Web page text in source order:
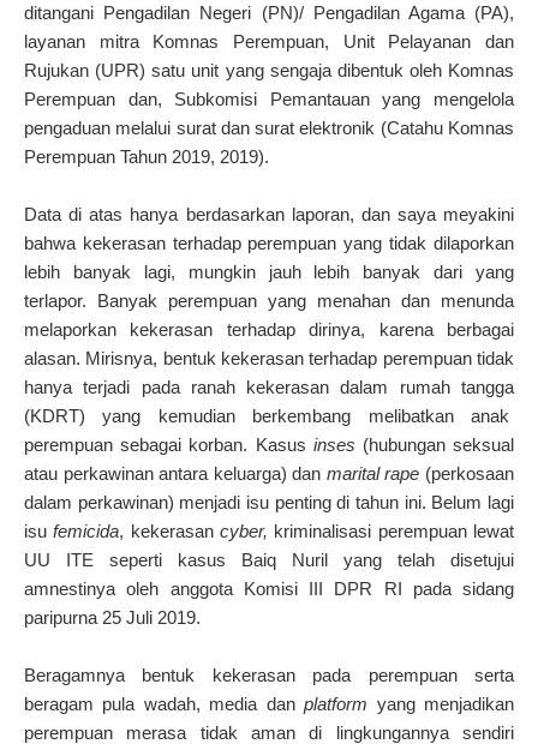
ditangani Pengadilan Negeri (PN)/ Pengadilan Agama (PA),
layanan mitra Komnas Perempuan, Unit Pelayanan dan
Rujukan (UPR) satu unit yang sengaja dibentuk oleh Komnas
Perempuan dan, Subkomisi Pemantauan yang mengelola
pengaduan melalui surat dan surat elektronik (Catahu Komnas
Perempuan Tahun 2019, 2019).
Data di atas hanya berdasarkan laporan, dan saya meyakini
bahwa kekerasan terhadap perempuan yang tidak dilaporkan
lebih banyak lagi, mungkin jauh lebih banyak dari yang
terlapor. Banyak perempuan yang menahan dan menunda
melaporkan kekerasan terhadap dirinya, karena berbagai
alasan. Mirisnya, bentuk kekerasan terhadap perempuan tidak
hanya terjadi pada ranah kekerasan dalam rumah tangga
(KDRT) yang kemudian berkembang melibatkan anak
perempuan sebagai korban. Kasus inses (hubungan seksual
atau perkawinan antara keluarga) dan marital rape (perkosaan
dalam perkawinan) menjadi isu penting di tahun ini. Belum lagi
isufemicida, kekerasancyber, kriminalisasi perempuan lewat
UU ITE seperti kasus Baiq Nuril yang telah disetujui
amnestinya oleh anggota Komisi III DPR RI pada sidang
paripurna 25 Juli 2019.
Beragamnya bentuk kekerasan pada perempuan serta
beragam pula wadah, media danplatform yang menjadikan
perempuan merasa tidak aman di lingkungannya sendiri